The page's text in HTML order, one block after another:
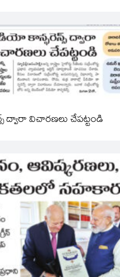
ద్వారా విచారణలు చేపట్టండి